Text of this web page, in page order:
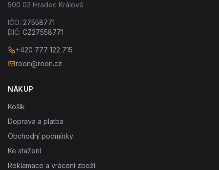
500 02 Hradec Králové
IČO: 27558771
DIČ: CZ27558771
+420 777 122 715
roon@roon.cz
NÁKUP
Košík
Doprava a platba
Obchodní podmínky
Ke stažení
Reklamace a vrácení zboží